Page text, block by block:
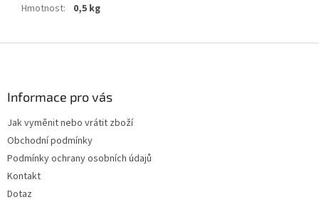
Hmotnost: 0,5 kg
Informace pro vás
Jak vyměnit nebo vrátit zboží
Obchodní podmínky
Podmínky ochrany osobních údajů
Kontakt
Dotaz